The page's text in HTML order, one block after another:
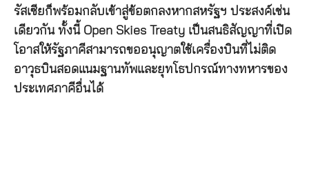
รัสเซียก็พร้อมกลับเข้าสู่ข้อตกลงหากสหรัฐฯ ประสงค์เช่น
เดียวกัน ทั้งนี้ Open Skies Treaty เป็นสนธิสัญญาที่เปิด
โอาสให้รัฐภาคีสามารถขออนุญาตใช้เครื่องบินที่ไม่ติด
อาวุธบินสอดแนมฐานทัพและยุทโธปกรณ์ทางทหารของ
ประเทศภาคีอื่นได้